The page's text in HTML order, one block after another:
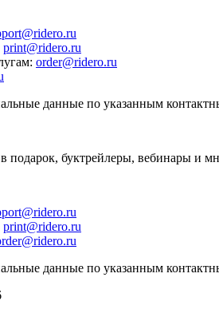
print@ridero.ru
: order@ridero.ru
данные по указанным
буктрейлеры, вебинары и
print@ridero.ru
данные по указанным